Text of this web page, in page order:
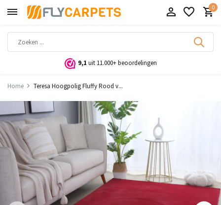
0
9,1 uit 11.000+ beoordelingen
Home Teresa Hoogpolig Fluffy Rood v...